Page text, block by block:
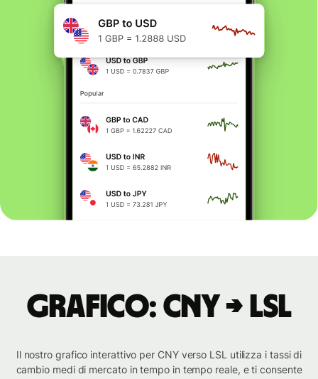
Grafico: CNY → LSL
Il nostro grafico interattivo per CNY verso LSL utilizza i tassi di
cambio medi di mercato in tempo in tempo reale, e ti consente